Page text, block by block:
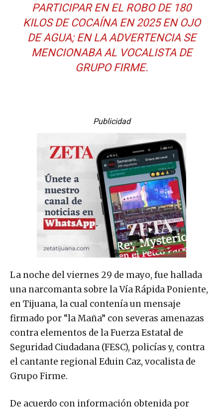
PARTICIPAR EN EL ROBO DE 180
KILOS DE COCAÍNA EN 2025 EN OJO
DE AGUA; EN LA ADVERTENCIA SE
MENCIONABA AL VOCALISTA DE
GRUPO FIRME.
Publicidad
La noche del viernes 29 de mayo, fue hallada
una narcomanta sobre la Vía Rápida Poniente,
en Tijuana, la cual contenía un mensaje
firmado por “la Maña” con severas amenazas
contra elementos de la Fuerza Estatal de
Seguridad Ciudadana (FESC), policías y, contra
el cantante regional Eduin Caz, vocalista de
Grupo Firme.
De acuerdo con información obtenida por